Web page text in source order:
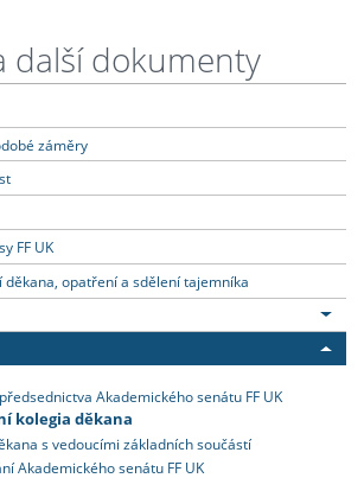
další dokumenty
záměry
FF UK
děkana, opatření a sdělení tajemníka
Akademického senátu FF UK
kolegia děkana
s vedoucími základních součástí
Akademického senátu FF UK